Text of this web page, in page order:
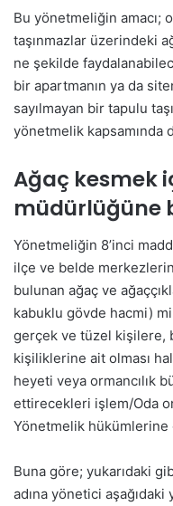
Bu yönetmeliğin amacı;
taşınmazlar üzerindeki
ne şekilde
bir apartmanın ya da
sayılmayan bir tapulu
yönetmelik kapsamında
Ağaç kesmek
müdürlüğüne
Yönetmeliğin 8’inci
ilçe ve belde
bulunan ağaç ve
kabuklu gövde hacmi)
gerçek ve tüzel kişilere,
kişiliklerine ait olması
heyeti veya ormancılık
ettirecekleri işlem/Oda
Yönetmelik hükümlerine
Buna göre; yukarıdaki
adına yönetici